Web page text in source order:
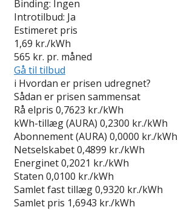
Binding: Ingen
Introtilbud: Ja
Estimeret pris
1,69 kr./kWh
565 kr. pr. måned
Gå til tilbud
i Hvordan er prisen udregnet?
Sådan er prisen sammensat
Rå elpris 0,7623 kr./kWh
kWh-tillæg (AURA) 0,2300 kr./kWh
Abonnement (AURA) 0,0000 kr./kWh
Netselskabet0,4899 kr./kWh
Energinet0,2021 kr./kWh
Staten 0,0100 kr./kWh
Samlet fast tillæg0,9320 kr./kWh
Samlet pris 1,6943 kr./kWh